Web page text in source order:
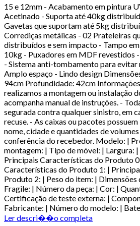
15 e 12mm - Acabamento em pintura
Acetinado - Suporta até 40kg
Gavetas que suportam até 5kg
Corrediças metálicas - 02 Prateleiras
distribuídos e sem impacto - Tampo
10kg - Puxadores em MDF revestidos
- Sistema anti-tombamento para evitar
Amplo espaço - Lindo design
94cm Profundidade: 42cm
realizamos a montagem ou instalação
acompanha manual de instruções. -
segurada contra qualquer sinistro, em
recuse. - As caixas ou pacotes
nome, cidade e quantidades de
conferência do recebedor. Modelo: |
montagem: | Tipo de móvel: | Largura:
Principais Características do Produto
Características do Produto 1: |
Produto 2: | Peso do item: | Dimensões
Fragile: | Número da peça: | Cor: |
Certificação de teste externa: |
Fabricante: | Número do modelo: |
Ler descri��o completa